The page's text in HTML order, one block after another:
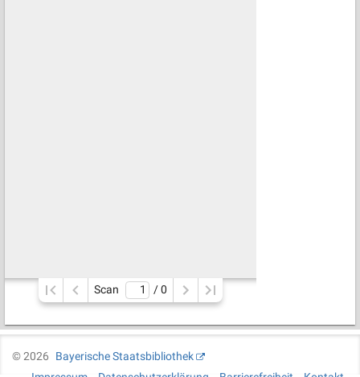
Scan / 0
©2026
Bayerische Staatsbibliothek